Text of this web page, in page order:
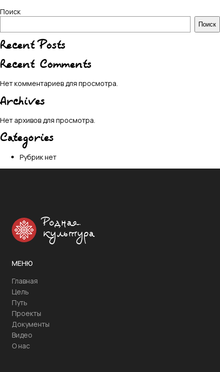
Поиск
Поиск
Recent Posts
Recent Comments
Нет комментариев для просмотра.
Archives
Нет архивов для просмотра.
Categories
Рубрик нет
Родная
культура
МЕНЮ
Главная
Цель
Путь
Проекты
Документы
Видео
О нас